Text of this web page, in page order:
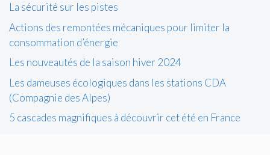
La sécurité sur les pistes
Actions des remontées mécaniques pour limiter la
consommation d’énergie
Les nouveautés de la saison hiver 2024
Les dameuses écologiques dans les stations CDA
(Compagnie des Alpes)
5 cascades magnifiques à découvrir cet été en France